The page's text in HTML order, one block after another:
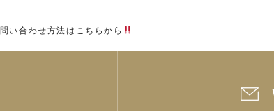
問い合わせ方法はこちらから